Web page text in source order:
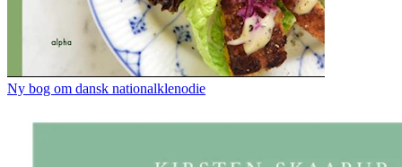
Ny bog om dansk nationalklenodie